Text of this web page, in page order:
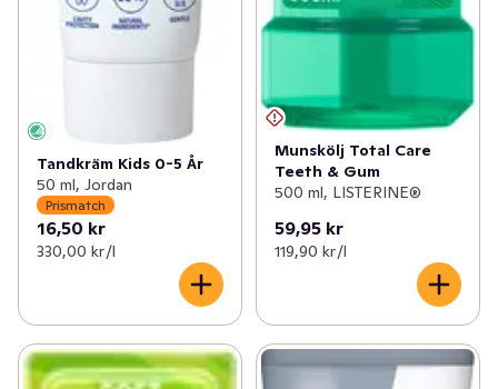
Tandkräm Kids 0-5 År
50 ml, Jordan
Prismatch
16,50 kr
330,00 kr /l
Munskölj Total Care
Teeth & Gum
500 ml, LISTERINE®
59,95 kr
119,90 kr /l